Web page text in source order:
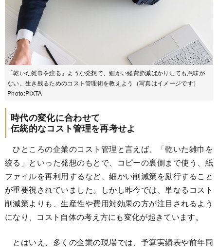
「乾いた雑巾を絞る」ような発想で、細かい経費節減ばかりしても意味が
ない。生き残るためのコスト管理術を教えよう（写真はイメージです）
Photo:PIXTA
時代の変化に合わせて
伝統的なコスト管理を再考せよ
ひところの企業のコスト管理と言えば、「乾いた雑巾を
絞る」といった発想のもとで、コピーの裏側まで使う、紙
ファイルを再利用するなど、細かい削減策を励行すること
が重要視されていました。しかし昨今では、単なるコスト
削減策よりも、生産性や費用対効果の方が注目されるよう
になり、コスト自体の考え方にも変化が起きています。
とはいえ、多くの企業の現場では、予算実績表や前年同